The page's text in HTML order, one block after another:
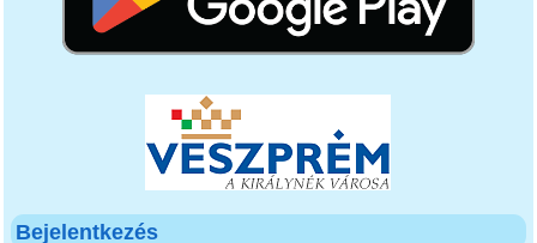
Bejelentkezés